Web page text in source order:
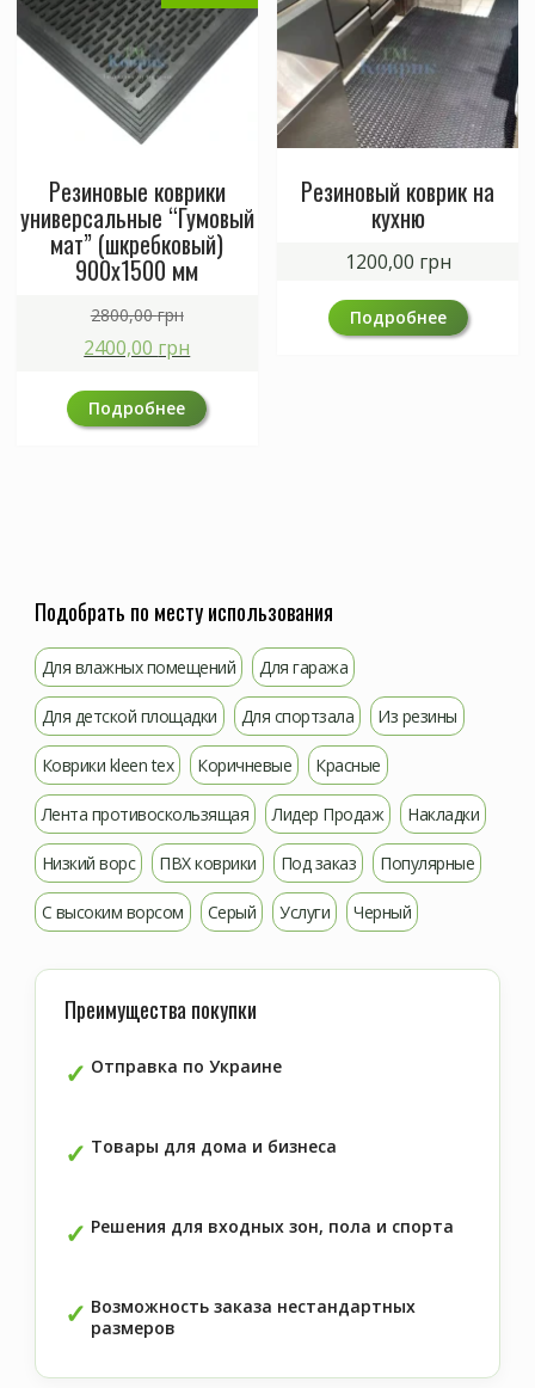
Резиновые коврики
универсальные “Гумовый
мат” (шкребковый)
900х1500 мм
2800,00грнПервоначальная
цена
2800,00 грн.
2400,00 грн
2400,00 грн.
Подробнее
Резиновый коврик на
кухню
1200,00 грн
Подробнее
Подобрать по месту использования
Для влажных помещений Для гаража
Для детской площадки Для спортзала Из резины
Коврики kleen tex Коричневые Красные
Лента противоскользящая Лидер Продаж Накладки
Низкий ворс ПВХ коврики Под заказ Популярные
С высоким ворсом Серый Услуги Черный
Преимущества покупки
Отправка по Украине
Товары для дома и бизнеса
Решения для входных зон, пола и спорта
Возможность заказа нестандартных
размеров